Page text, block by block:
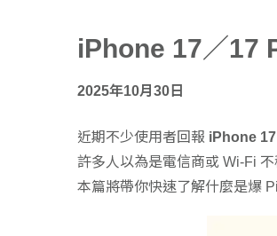
iPhone 17／17
2025年10月30日
近期不少使用者回報 iPhone
許多人以為是電信商或 Wi-Fi
本篇將帶你快速了解什麼是爆